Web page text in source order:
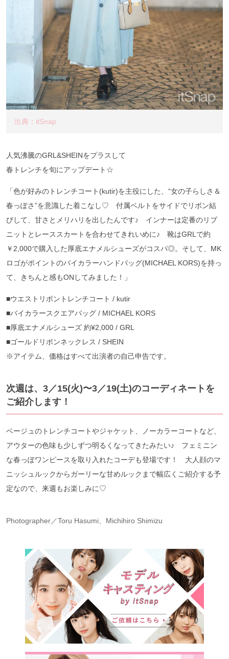
出典：itSnap
人気沸騰のGRL&SHEINをプラスして
春トレンチを旬にアップデート☆
「色が好みのトレンチコート(kutir)を主役にした、“女の子らしさ＆
春っぽさ”を意識した着こなし♡ 付属ベルトをサイドでリボン結
びして、甘さとメリハリを出したんです♪ インナーは定番のリブ
ニットとレーススカートを合わせてきれいめに♪ 靴はGRLで約
￥2,000で購入した厚底エナメルシューズがコスパ◎。そして、MK
ロゴがポイントのバイカラーハンドバッグ(MICHAEL KORS)を持っ
て、きちんと感もONしてみました！」
■ウエストリボントレンチコート / kutir
■バイカラースクエアバッグ / MICHAEL KORS
■厚底エナメルシューズ 約¥2,000 / GRL
■ゴールドリボンネックレス / SHEIN
※アイテム、価格はすべて出演者の自己申告です。
次週は、3／15(火)〜3／19(土)のコーディネートを
ご紹介します！
ベージュのトレンチコートやジャケット、ノーカラーコートなど、
アウターの色味も少しずつ明るくなってきたみたい♪ フェミニン
な春っぽワンピースを取り入れたコーデも登場です！ 大人顔のマ
ニッシュルックからガーリーな甘めルックまで幅広くご紹介する予
定なので、来週もお楽しみに♡
Photographer／Toru Hasumi、Michihiro Shimizu